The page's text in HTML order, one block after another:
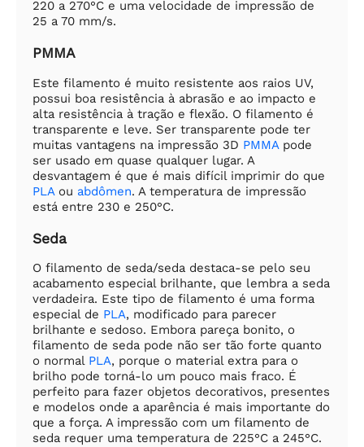
220 a 270°C e uma velocidade de impressão de
25 a 70 mm/s.
PMMA
Este filamento é muito resistente aos raios UV,
possui boa resistência à abrasão e ao impacto e
alta resistência à tração e flexão. O filamento é
transparente e leve. Ser transparente pode ter
muitas vantagens na impressão 3D PMMApode
ser usado em quase qualquer lugar. A
desvantagem é que é mais difícil imprimir do que
PLAou abdômen. A temperatura de impressão
está entre 230 e 250°C.
Seda
O filamento de seda/seda destaca-se pelo seu
acabamento especial brilhante, que lembra a seda
verdadeira. Este tipo de filamento é uma forma
especial de PLA, modificado para parecer
brilhante e sedoso. Embora pareça bonito, o
filamento de seda pode não ser tão forte quanto
o normal PLA, porque o material extra para o
brilho pode torná-lo um pouco mais fraco. É
perfeito para fazer objetos decorativos, presentes
e modelos onde a aparência é mais importante do
que a força. A impressão com um filamento de
seda requer uma temperatura de 225°C a 245°C.